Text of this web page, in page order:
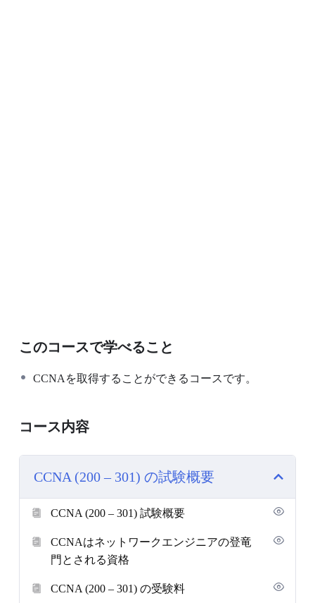
このコースで学べること
CCNAを取得することができるコースです。
コース内容
CCNA (200 – 301) の試験概要
CCNA (200 – 301) 試験概要
CCNAはネットワークエンジニアの登竜
門とされる資格
CCNA (200 – 301) の受験料